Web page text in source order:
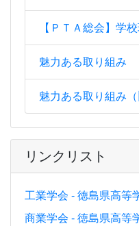
【ＰＴＡ総会】学
魅力ある取り組み
魅力ある取り組み（
リンクリスト
工業学会 - 徳島県高等
商業学会 - 徳島県高等